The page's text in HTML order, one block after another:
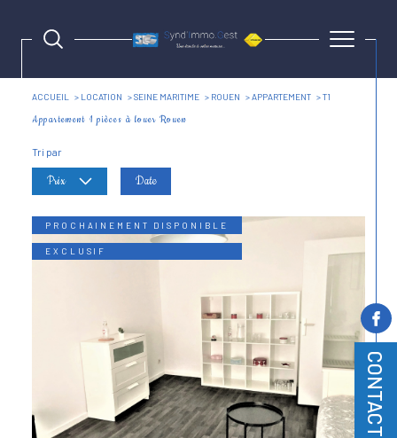
CONTACT
ACCUEIL LOCATION SEINE MARITIME ROUEN APPARTEMENT T1
Appartement 1 pièces à louer Rouen
Tri par
Prix Date
PROCHAINEMENT DISPONIBLE
EXCLUSIF